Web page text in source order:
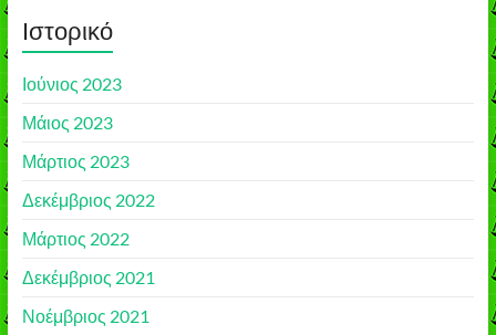
Ιστορικό
Ιούνιος 2023
Μάιος 2023
Μάρτιος 2023
Δεκέμβριος 2022
Μάρτιος 2022
Δεκέμβριος 2021
Νοέμβριος 2021